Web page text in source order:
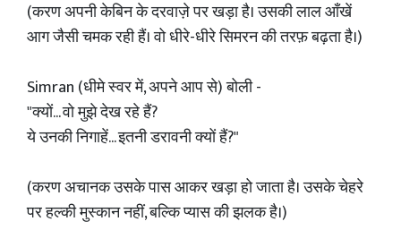
(करण अपनी केबिन के दरवाज़े पर खड़ा है। उसकी लाल आँखें
आग जैसी चमक रही हैं। वो धीरे-धीरे सिमरन की तरफ़ बढ़ता है।)
Simran (धीमे स्वर में, अपने आप से) बोली -
"क्यों... वो मुझे देख रहे हैं?
ये उनकी निगाहें... इतनी डरावनी क्यों हैं?"
(करण अचानक उसके पास आकर खड़ा हो जाता है। उसके चेहरे
पर हल्की मुस्कान नहीं, बल्कि प्यास की झलक है।)